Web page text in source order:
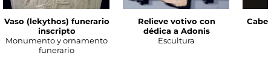
Vaso (lekythos) funerario
inscripto
Monumento y ornamento
funerario
Relieve votivo con
dédica a Adonis
Escultura